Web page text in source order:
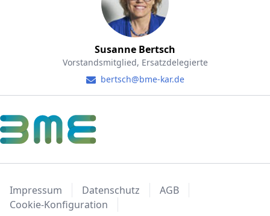
Susanne Bertsch
Vorstandsmitglied, Ersatzdelegierte
bertsch@bme-kar.de
Impressum Datenschutz
AGB
Cookie-Konfiguration